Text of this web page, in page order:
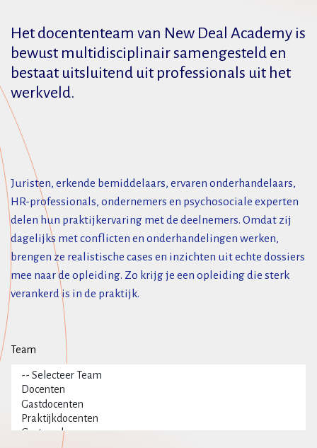
Het docententeam van New Deal Academy is
bewust multidisciplinair samengesteld en
bestaat uitsluitend uit professionals uit het
werkveld.
Juristen, erkende bemiddelaars, ervaren onderhandelaars,
HR-professionals, ondernemers en psychosociale experten
delen hun praktijkervaring met de deelnemers. Omdat zij
dagelijks met conflicten en onderhandelingen werken,
brengen ze realistische cases en inzichten uit echte dossiers
mee naar de opleiding. Zo krijg je een opleiding die sterk
verankerd is in de praktijk.
Team